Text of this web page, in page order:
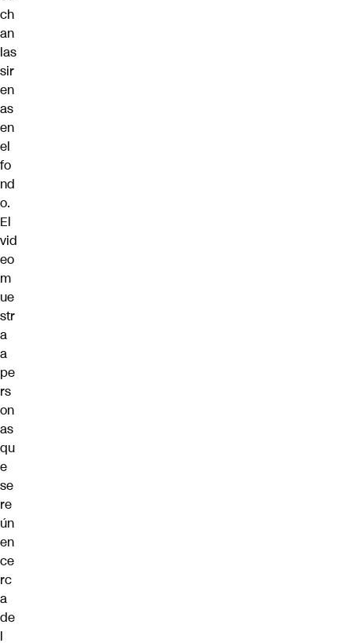
ch
an
las
sir
en
as
en
el
fo
nd
o.
El
vid
eo
m
ue
str
a
a
pe
rs
on
as
qu
e
se
re
ún
en
ce
rc
a
de
l